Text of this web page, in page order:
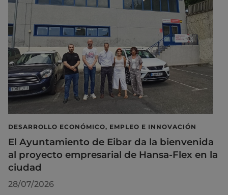
DESARROLLO ECONÓMICO, EMPLEO E INNOVACIÓN
El Ayuntamiento de Eibar da la bienvenida
al proyecto empresarial de Hansa-Flex en la
ciudad
28/07/2026